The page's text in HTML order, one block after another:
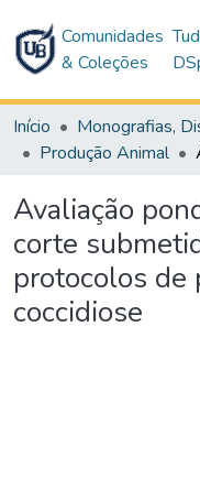
Comunidades
& Coleções
Início
Produção Animal
Avaliação
corte
protocolos de
coccidiose